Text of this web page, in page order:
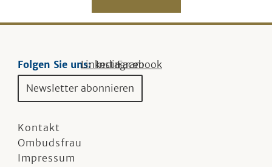
Folgen Sie uns:Linkedin
Instagram
Facebook
Newsletter abonnieren
Kontakt
Ombudsfrau
Impressum